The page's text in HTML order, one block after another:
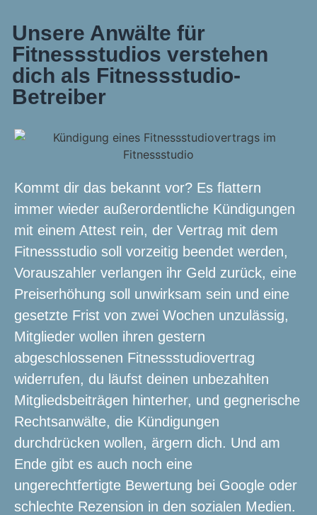
Unsere Anwälte für
Fitnessstudios verstehen
dich als Fitnessstudio-
Betreiber
Kommt dir das bekannt vor? Es flattern
immer wieder außerordentliche Kündigungen
mit einem Attest rein, der Vertrag mit dem
Fitnessstudio soll vorzeitig beendet werden,
Vorauszahler verlangen ihr Geld zurück, eine
Preiserhöhung soll unwirksam sein und eine
gesetzte Frist von zwei Wochen unzulässig,
Mitglieder wollen ihren gestern
abgeschlossenen Fitnessstudiovertrag
widerrufen, du läufst deinen unbezahlten
Mitgliedsbeiträgen hinterher, und gegnerische
Rechtsanwälte, die Kündigungen
durchdrücken wollen, ärgern dich. Und am
Ende gibt es auch noch eine
ungerechtfertigte Bewertung bei Google oder
schlechte Rezension in den sozialen Medien.